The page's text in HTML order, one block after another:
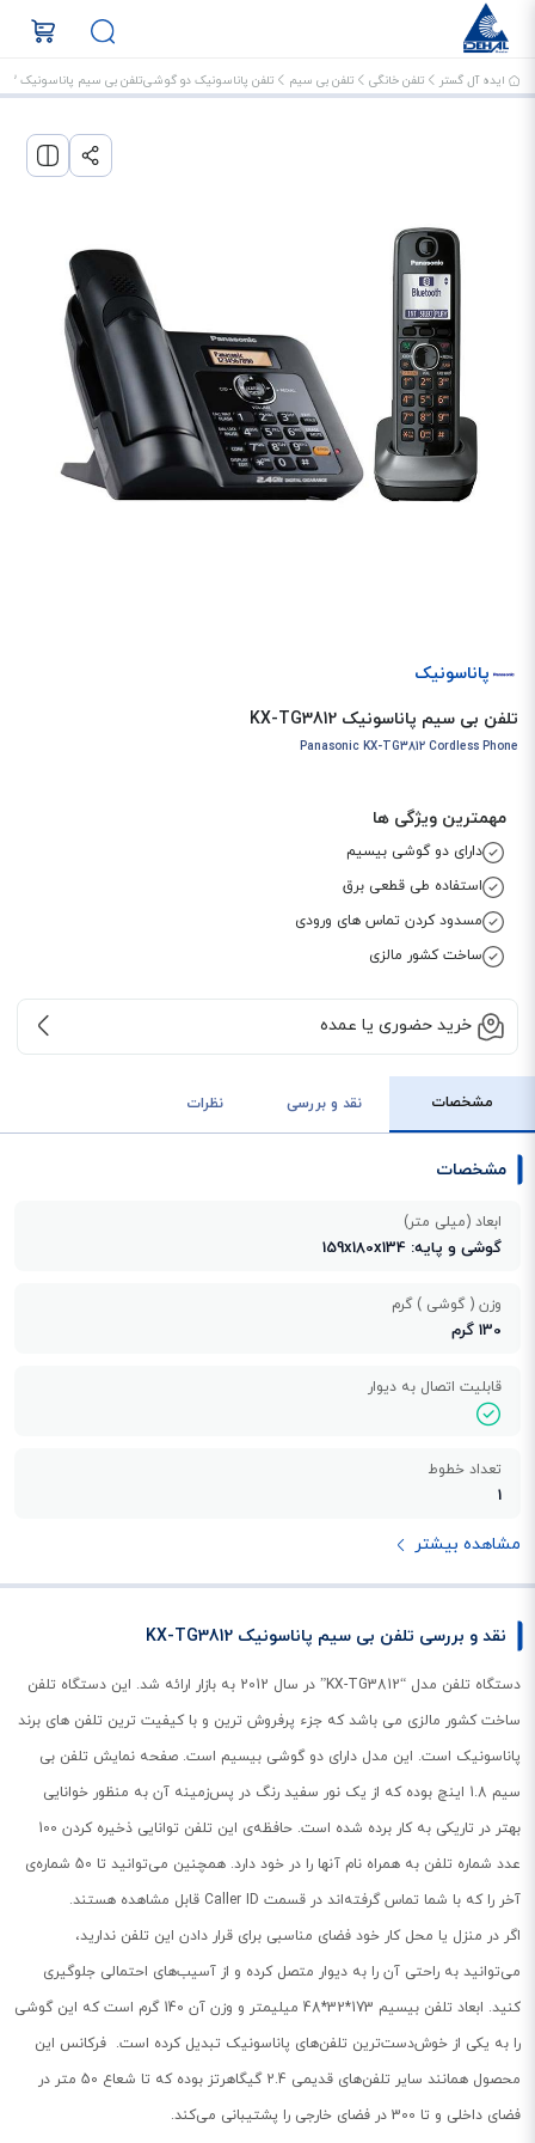
ایده آل گستر تلفن خانگی تلفن بی سیم تلفن پاناسونیک دو گوشیتلفن بی سیم پاناسونیک KX-TG3812
پاناسونیک
تلفن بی سیم پاناسونیک KX-TG3812
Panasonic KX-TG3812 Cordless Phone
مهمترین ویژگی ها
دارای دو گوشی بیسیم
استفاده طی قطعی برق
مسدود کردن تماس های ورودی
ساخت کشور مالزی
خرید حضوری یا عمده
مشخصات نقد و بررسی نظرات
مشخصات
ابعاد (میلی متر)
گوشی و پایه: 159x180x134
وزن ( گوشی ) گرم
130 گرم
قابلیت اتصال به دیوار
تعداد خطوط
مشاهده بیشتر
نقد و بررسی تلفن بی سیم پاناسونیک KX-TG3812
دستگاه تلفن مدل “KX-TG3812” در سال 2012 به بازار ارائه شد. این دستگاه تلفن
ساخت کشور مالزی می باشد که جزء پرفروش ترین و با کیفیت ترین تلفن های برند
پاناسونیک است. این مدل دارای دو گوشی بیسیم است. صفحه نمایش تلفن بی
سیم 1.8 اینچ بوده که از یک نور سفید رنگ در پس‌زمینه آن به منظور خوانایی
بهتر در تاریکی به کار برده شده است. حافظه‌ی این تلفن توانایی ذخیره کردن 100
عدد شماره تلفن به همراه نام آنها را در خود دارد. همچنین می‌توانید تا 50 شماره‌ی
آخر را که با شما تماس گرفته‌اند در قسمت Caller ID قابل مشاهده هستند.
اگر در منزل یا محل کار خود فضای مناسبی برای قرار دادن این تلفن ندارید،
می‌توانید به راحتی آن را به دیوار متصل کرده و از آسیب‌های احتمالی جلوگیری
کنید. ابعاد تلفن بیسیم 173*32*48 میلیمتر و وزن آن 140 گرم است که این گوشی
را به یکی از خوش‌دست‌ترین تلفن‌های پاناسونیک تبدیل کرده است. فرکانس این
محصول همانند سایر تلفن‌های قدیمی 2.4 گیگاهرتز بوده که تا شعاع 50 متر در
فضای داخلی و تا 300 در فضای خارجی را پشتیبانی می‌کند.